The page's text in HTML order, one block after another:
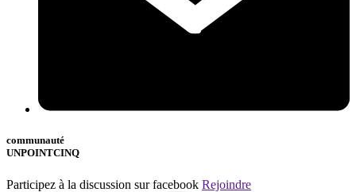
communauté
UNPOINTCINQ
Participez à la discussion sur facebook Rejoindre